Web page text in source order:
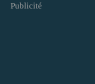
Publicité